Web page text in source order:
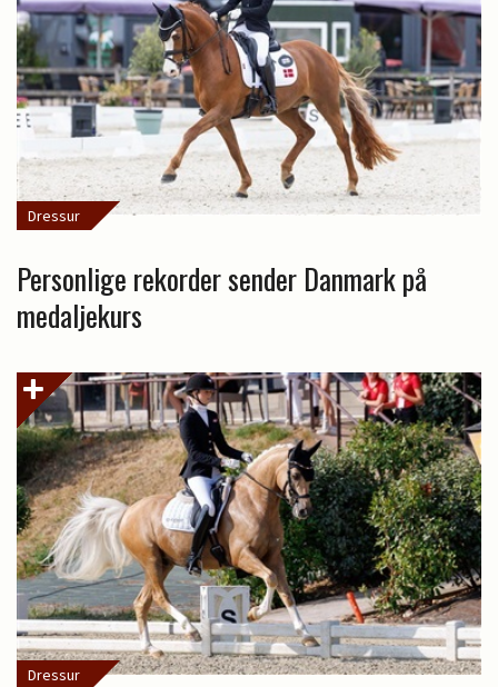
Dressur
Personlige rekorder sender Danmark på
medaljekurs
Dressur